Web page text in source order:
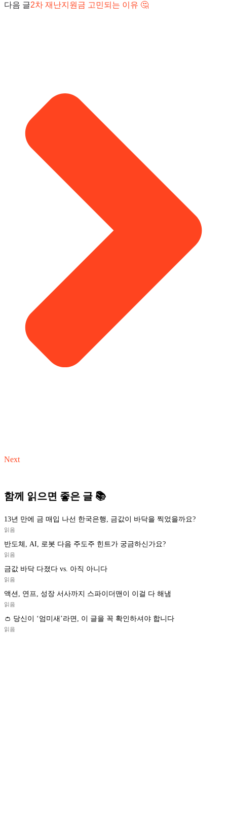
다음 글2차 재난지원금 고민되는 이유 🤔
Next
함께 읽으면 좋은 글 📚
13년 만에 금 매입 나선 한국은행, 금값이 바닥을 찍었을까요?
읽음
반도체, AI, 로봇 다음 주도주 힌트가 궁금하신가요?
읽음
금값 바닥 다졌다 vs. 아직 아니다
읽음
액션, 연프, 성장 서사까지 스파이더맨이 이걸 다 해냄
읽음
👛 당신이 ‘엄미새’라면, 이 글을 꼭 확인하셔야 합니다
읽음